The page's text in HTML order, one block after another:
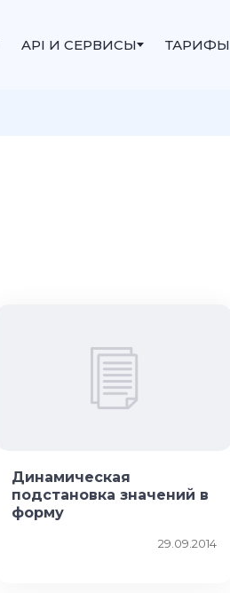
API И СЕРВИСЫ ТАРИФЫ
Динамическая
подстановка значений в
форму
29.09.2014